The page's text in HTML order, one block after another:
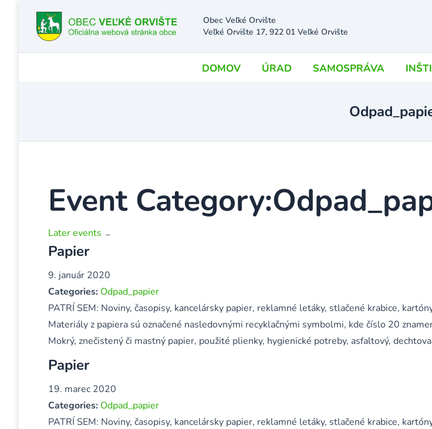
Obec Veľké Orvište
Veľké Orvište 17, 922 01 Veľké Orvište
DOMOV ÚRAD SAMOSPRÁVA
Event Category:
Later events →
Papier
9. január 2020
Categories: Odpad_papier
PATRÍ SEM: Noviny, časopisy, kancelársky papier, reklamné letáky, stlačené krabice,
Materiály z papiera sú označené nasledovnými recyklačnými symbolmi, kde číslo 20
Mokrý, znečistený či mastný papier, použité plienky, hygienické potreby, asfaltový,
Papier
19. marec 2020
Categories: Odpad_papier
PATRÍ SEM: Noviny, časopisy, kancelársky papier, reklamné letáky, stlačené krabice,